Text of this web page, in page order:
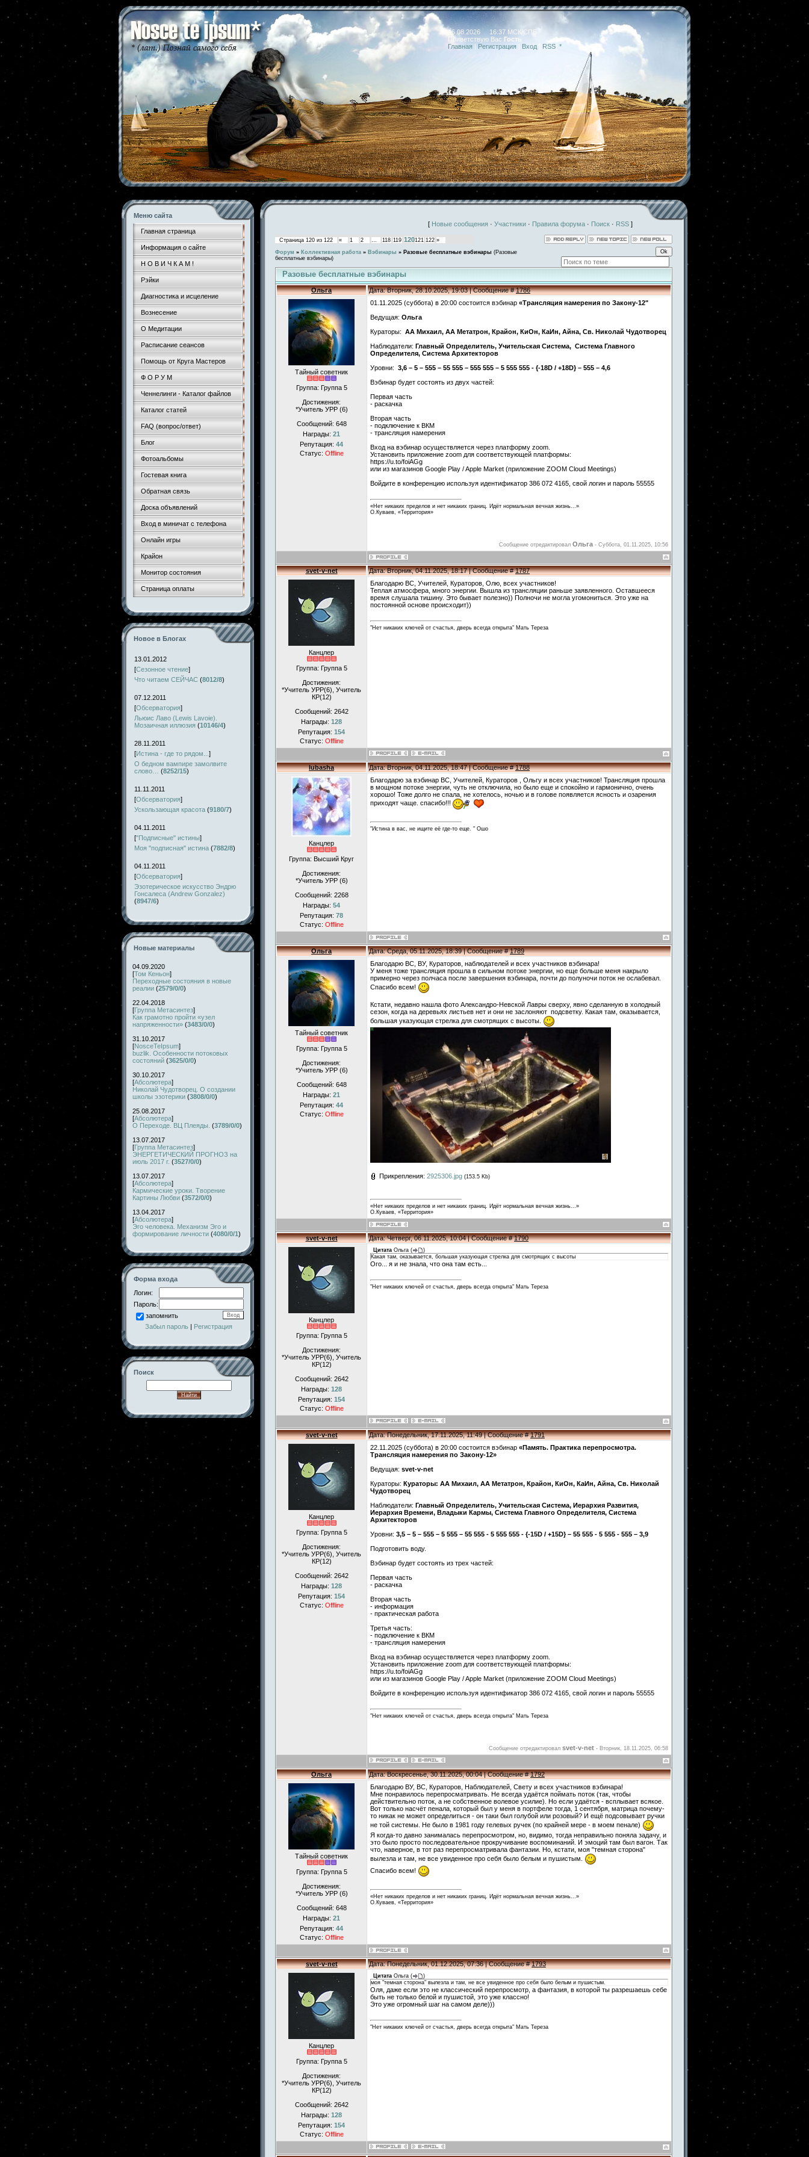
06.08.2026 16:37 МСК/СПБ
Приветствую Вас Гость
Главная | Регистрация | Вход RSS *
Меню сайта
Главная страница
Информация о сайте
Н О В И Ч К А М !
Рэйки
Диагностика и исцеление
Вознесение
О Медитации
Расписание сеансов
Помощь от Круга Мастеров
Ф О Р У М
Ченнелинги - Каталог файлов
Каталог статей
FAQ (вопрос/ответ)
Блог
Фотоальбомы
Гостевая книга
Обратная связь
Доска объявлений
Вход в миничат с телефона
Онлайн игры
Крайон
Монитор состояния
Страница оплаты
Новое в Блогах
13.01.2012
[Сезонное чтение]
Что читаем СЕЙЧАС (8012/8)
07.12.2011
[Обсерватория]
Льюис Лаво (Lewis Lavoie).
Мозаичная иллюзия (10146/4)
28.11.2011
[Истина - где то рядом... ]
О бедном вампире замолвите
слово…
(8252/15)
11.11.2011
[Обсерватория]
Ускользающая красота (9180/7)
04.11.2011
["Подписные" истины]
Моя "подписная" истина (7882/8)
04.11.2011
[Обсерватория]
Эзотерическое искусство Эндрю
Гонсалеса (Andrew Gonzalez)
(8947/6)
Новые материалы
04.09.2020
[Том Кеньон]
Переходные состояния в новые
реалии (2579/0/0)
22.04.2018
[Группа Метасинтез]
Как грамотно пройти «узел
напряженности» (3483/0/0)
31.10.2017
[NosceTeIpsum]
buzlik. Особенности потоковых
состояний (3625/0/0)
30.10.2017
[Абсолютера]
Николай Чудотворец. О создании
школы эзотерики (3808/0/0)
25.08.2017
[Абсолютера]
О Переходе. ВЦ Плеяды. (3789/0/0)
13.07.2017
[Группа Метасинтез]
ЭНЕРГЕТИЧЕСКИЙ ПРОГНОЗ на
июль 2017 г. (3527/0/0)
13.07.2017
[Абсолютера]
Кармические уроки. Творение
Картины Любви (3572/0/0)
13.04.2017
[Абсолютера]
Эго человека. Механизм Эго и
формирование личности (4080/0/1)
Форма входа
Логин:
Пароль:
запомнить
Забыл пароль | Регистрация
Поиск
[ Новые сообщения · Участники · Правила форума · Поиск · RSS ]
Страница 120 из 122 « 1 2 … 118 119 120121 122 »
Форум » Коллективная работа » Вэбинары » Разовые бесплатные вэбинары (Разовые
бесплатные вэбинары)
Разовые бесплатные вэбинары
Ольга Дата: Вторник, 28.10.2025, 19:03 | Сообщение #1786
Тайный советник
Группа: Группа 5
Достижения:
*Учитель УРР (6)
Сообщений: 648
Награды: 21
Репутация: 44
Статус: Offline
01.11.2025 (суббота) в 20:00 состоится вэбинар «Трансляция намерения по Закону-12"
Ведущая: Ольга
Кураторы: АА Михаил, АА Метатрон, Крайон, КиОн, КаИн, Айна, Св. Николай Чудотворец
Наблюдатели: Главный Определитель, Учительская Система, Система Главного
Определителя, Система Архитекторов
Уровни: 3,6 – 5 – 555 – 55 555 – 555 555 – 5 555 555 - {-18D / +18D} – 555 – 4,6
Вэбинар будет состоять из двух частей:
Первая часть
- раскачка
Вторая часть
- подключение к ВКМ
- трансляция намерения
Вход на вэбинар осуществляется через платформу zoom.
Установить приложение zoom для соответствующей платформы:
https://u.to/foiAGg
или из магазинов Google Play / Apple Market (приложение ZOOM Cloud Meetings)
Войдите в конференцию используя идентификатор 386 072 4165, свой логин и пароль 55555
«Нет никаких пределов и нет никаких границ. Идёт нормальная вечная жизнь...»
О.Куваев, «Территория»
Сообщение отредактировал Ольга - Суббота, 01.11.2025, 10:56
svet-v-net Дата: Вторник, 04.11.2025, 18:17 | Сообщение #1787
Канцлер
Группа: Группа 5
Достижения:
*Учитель УРР(6), Учитель
КР(12)
Сообщений: 2642
Награды: 128
Репутация: 154
Статус: Offline
Благодарю ВС, Учителей, Кураторов, Олю, всех участников!
Теплая атмосфера, много энергии. Вышла из трансляции раньше заявленного. Оставшееся
время слушала тишину. Это бывает полезно)) Полночи не могла угомониться. Это уже на
постоянной основе происходит))
"Нет никаких ключей от счастья, дверь всегда открыта" Мать Тереза
lubasha Дата: Вторник, 04.11.2025, 18:47 | Сообщение #1788
Канцлер
Группа: Высший Круг
Достижения:
*Учитель УРР (6)
Сообщений: 2268
Награды: 54
Репутация: 78
Статус: Offline
Благодарю за вэбинар ВС, Учителей, Кураторов , Ольгу и всех участников! Трансляция прошла
в мощном потоке энергии, чуть не отключила, но было еще и спокойно и гармонично, очень
хорошо! Тоже долго не спала, не хотелось, ночью и в голове появляется ясность и озарения
приходят чаще. спасибо!!!
"Истина в вас, не ищите её где-то еще. " Ошо
Ольга Дата: Среда, 05.11.2025, 18:39 | Сообщение #1789
Тайный советник
Группа: Группа 5
Достижения:
*Учитель УРР (6)
Сообщений: 648
Награды: 21
Репутация: 44
Статус: Offline
Благодарю ВС, ВУ, Кураторов, наблюдателей и всех участников вэбинара!
У меня тоже трансляция прошла в сильном потоке энергии, но еще больше меня накрыло
примерно через полчаса после завершения вэбинара, почти до полуночи поток не ослабевал.
Спасибо всем!
Кстати, недавно нашла фото Александро-Невской Лавры сверху, явно сделанную в холодный
сезон, когда на деревьях листьев нет и они не заслоняют подсветку. Какая там, оказывается,
большая указующая стрелка для смотрящих с высоты.
Прикрепления: 2925306.jpg (153.5 Kb)
«Нет никаких пределов и нет никаких границ. Идёт нормальная вечная жизнь...»
О.Куваев, «Территория»
svet-v-net Дата: Четверг, 06.11.2025, 10:04 | Сообщение #1790
Канцлер
Группа: Группа 5
Достижения:
*Учитель УРР(6), Учитель
КР(12)
Сообщений: 2642
Награды: 128
Репутация: 154
Статус: Offline
Цитата Ольга (
)
Какая там, оказывается, большая указующая стрелка для смотрящих с высоты
Ого... я и не знала, что она там есть...
"Нет никаких ключей от счастья, дверь всегда открыта" Мать Тереза
svet-v-net Дата: Понедельник, 17.11.2025, 11:49 | Сообщение #1791
Канцлер
Группа: Группа 5
Достижения:
*Учитель УРР(6), Учитель
КР(12)
Сообщений: 2642
Награды: 128
Репутация: 154
Статус: Offline
22.11.2025 (суббота) в 20:00 состоится вэбинар «Память. Практика перепросмотра.
Трансляция намерения по Закону-12»
Ведущая: svet-v-net
Кураторы: Кураторы: АА Михаил, АА Метатрон, Крайон, КиОн, КаИн, Айна, Св. Николай
Чудотворец
Наблюдатели: Главный Определитель, Учительская Система, Иерархия Развития,
Иерархия Времени, Владыки Кармы, Система Главного Определителя, Система
Архитекторов
Уровни: 3,5 – 5 – 555 – 5 555 – 55 555 - 5 555 555 - {-15D / +15D} – 55 555 - 5 555 - 555 – 3,9
Подготовить воду.
Вэбинар будет состоять из трех частей:
Первая часть
- раскачка
Вторая часть
- информация
- практическая работа
Третья часть:
- подключение к ВКМ
- трансляция намерения
Вход на вэбинар осуществляется через платформу zoom.
Установить приложение zoom для соответствующей платформы:
https://u.to/foiAGg
или из магазинов Google Play / Apple Market (приложение ZOOM Cloud Meetings)
Войдите в конференцию используя идентификатор 386 072 4165, свой логин и пароль 55555
"Нет никаких ключей от счастья, дверь всегда открыта" Мать Тереза
Сообщение отредактировал svet-v-net - Вторник, 18.11.2025, 06:58
Ольга Дата: Воскресенье, 30.11.2025, 00:04 | Сообщение #1792
Тайный советник
Группа: Группа 5
Достижения:
*Учитель УРР (6)
Сообщений: 648
Награды: 21
Репутация: 44
Статус: Offline
Благодарю ВУ, ВС, Кураторов, Наблюдателей, Свету и всех участников вэбинара!
Мне понравилось перепросматривать. Не всегда удаётся поймать поток (так, чтобы
действительно поток, а не собственное волевое усилие). Но если удаётся - всплывает всякое.
Вот только насчёт пенала, который был у меня в портфеле тогда, 1 сентября, матрица почему-
то никак не может определиться - он таки был голубой или розовый? И ещё подсовывает ручки
не той системы. Не было в 1981 году гелевых ручек (по крайней мере - в моем пенале)
Я когда-то давно занималась перепросмотром, но, видимо, тогда неправильно поняла задачу, и
это было просто последовательное прокручивание воспоминаний. И эмоций там был вагон. Так
что, наверное, в тот раз перепросматривала фантазии. Но, кстати, моя "темная сторона"
вылезла и там, не все увиденное про себя было белым и пушистым.
Спасибо всем!
«Нет никаких пределов и нет никаких границ. Идёт нормальная вечная жизнь...»
О.Куваев, «Территория»
svet-v-net Дата: Понедельник, 01.12.2025, 07:36 | Сообщение #1793
Канцлер
Группа: Группа 5
Достижения:
*Учитель УРР(6), Учитель
КР(12)
Сообщений: 2642
Награды: 128
Репутация: 154
Статус: Offline
Цитата Ольга (
)
моя "темная сторона" вылезла и там, не все увиденное про себя было белым и пушистым.
Оля, даже если это не классический перепросмотр, а фантазия, в которой ты разрешаешь себе
быть не только белой и пушистой, это уже классно!
Это уже огромный шаг на самом деле)))
"Нет никаких ключей от счастья, дверь всегда открыта" Мать Тереза